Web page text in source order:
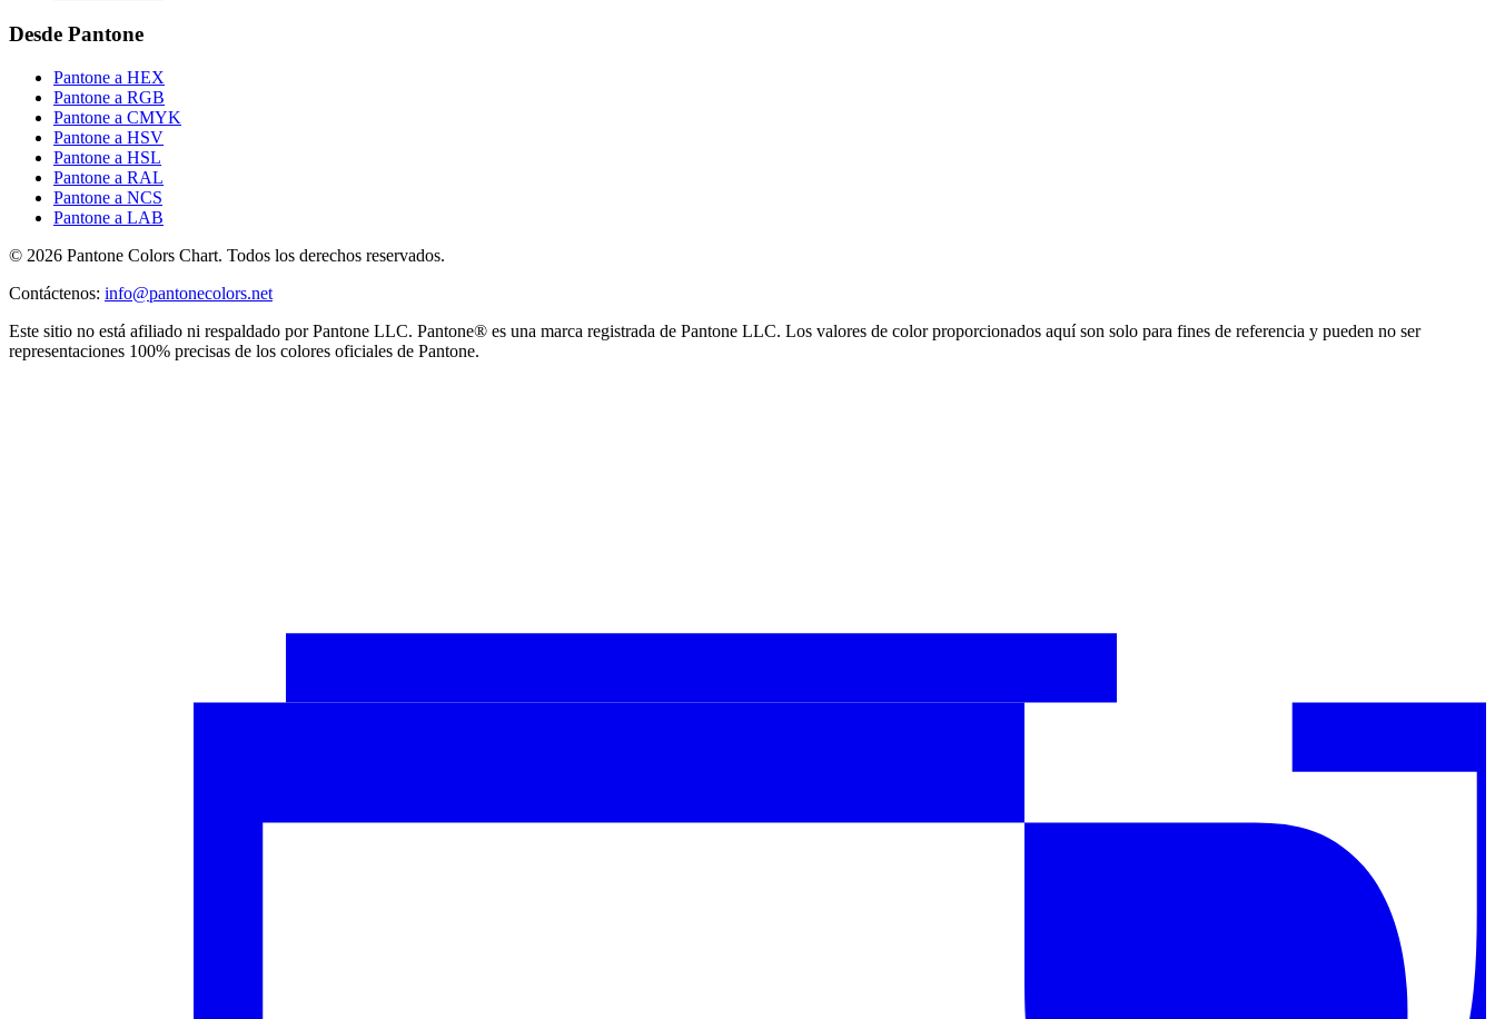
Desde Pantone
Pantone a HEX
Pantone a RGB
Pantone a CMYK
Pantone a HSV
Pantone a HSL
Pantone a RAL
Pantone a NCS
Pantone a LAB
© 2026 Pantone Colors Chart. Todos los derechos reservados.
Contáctenos: info@pantonecolors.net
Este sitio no está afiliado ni respaldado por Pantone LLC. Pantone® es una marca registrada de Pantone LLC. Los valores de color proporcionados aquí son solo para fines de referencia y pueden no ser
representaciones 100% precisas de los colores oficiales de Pantone.